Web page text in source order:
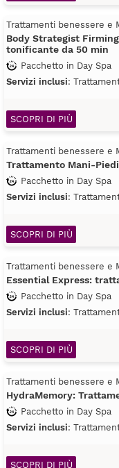
Trattamenti benessere e
Body Strategist
tonificante da 50 min
Pacchetto in Day Spa
Servizi inclusi:
SCOPRI DI PIÙ
Trattamenti benessere e
Trattamento Mani-
Pacchetto in Day Spa
Servizi inclusi:
SCOPRI DI PIÙ
Trattamenti benessere e
Essential Express:
Pacchetto in Day Spa
Servizi inclusi:
SCOPRI DI PIÙ
Trattamenti benessere e
HydraMemory:
Pacchetto in Day Spa
Servizi inclusi:
SCOPRI DI PIÙ